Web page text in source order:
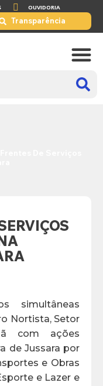
OUVIDORIA
Transparência
simultâneas
Nortista, Setor
com ações
de Jussara por
e Obras
e Lazer e